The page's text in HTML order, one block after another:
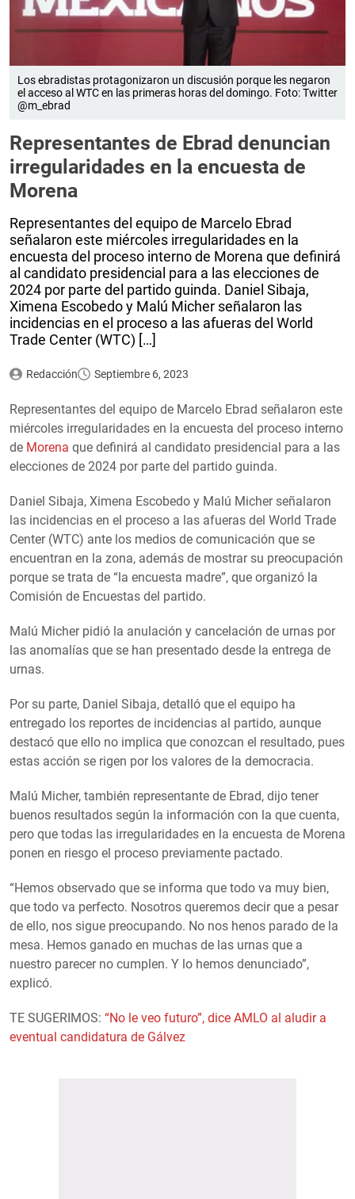
Los ebradistas protagonizaron un discusión porque les negaron
el acceso al WTC en las primeras horas del domingo. Foto: Twitter
@m_ebrad
Representantes de Ebrad denuncian
irregularidades en la encuesta de
Morena
Representantes del equipo de Marcelo Ebrad
señalaron este miércoles irregularidades en la
encuesta del proceso interno de Morena que definirá
al candidato presidencial para a las elecciones de
2024 por parte del partido guinda. Daniel Sibaja,
Ximena Escobedo y Malú Micher señalaron las
incidencias en el proceso a las afueras del World
Trade Center (WTC) […]
Redacción Septiembre 6, 2023
Representantes del equipo de Marcelo Ebrad señalaron este
miércoles irregularidades en la encuesta del proceso interno
de Morena que definirá al candidato presidencial para a las
elecciones de 2024 por parte del partido guinda.
Daniel Sibaja, Ximena Escobedo y Malú Micher señalaron
las incidencias en el proceso a las afueras del World Trade
Center (WTC) ante los medios de comunicación que se
encuentran en la zona, además de mostrar su preocupación
porque se trata de “la encuesta madre”, que organizó la
Comisión de Encuestas del partido.
Malú Micher pidió la anulación y cancelación de urnas por
las anomalías que se han presentado desde la entrega de
urnas.
Por su parte, Daniel Sibaja, detalló que el equipo ha
entregado los reportes de incidencias al partido, aunque
destacó que ello no implica que conozcan el resultado, pues
estas acción se rigen por los valores de la democracia.
Malú Micher, también representante de Ebrad, dijo tener
buenos resultados según la información con la que cuenta,
pero que todas las irregularidades en la encuesta de Morena
ponen en riesgo el proceso previamente pactado.
“Hemos observado que se informa que todo va muy bien,
que todo va perfecto. Nosotros queremos decir que a pesar
de ello, nos sigue preocupando. No nos henos parado de la
mesa. Hemos ganado en muchas de las urnas que a
nuestro parecer no cumplen. Y lo hemos denunciado”,
explicó.
TE SUGERIMOS: “No le veo futuro”, dice AMLO al aludir a
eventual candidatura de Gálvez